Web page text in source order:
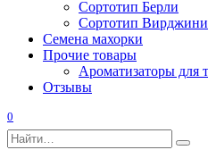
Сортотип Берли
Сортотип
Семена махорки
Прочие товары
Ароматизаторы для
Отзывы
0
Search